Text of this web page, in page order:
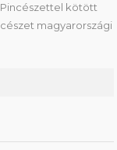
kötött
magyarországi